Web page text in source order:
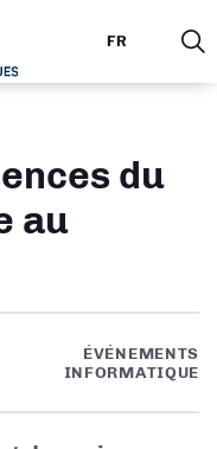
FR
du
au
ÉVÉNEMENTS
INFORMATIQUE